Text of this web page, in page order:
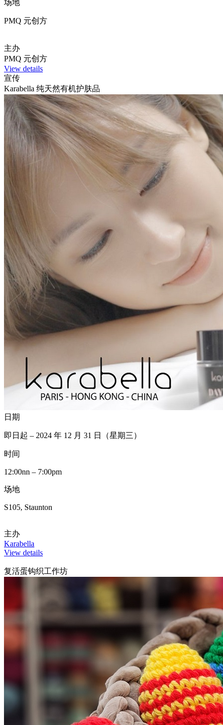
场地
PMQ 元创方
主办
PMQ 元创方
View details
宣传
Karabella 纯天然有机护肤品
日期
即日起 – 2024 年 12 月 31 日（星期三）
时间
12:00nn – 7:00pm
场地
S105, Staunton
主办
Karabella
View details
复活蛋钩织工作坊